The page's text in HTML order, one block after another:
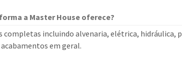
a Master House oferece?
completas incluindo alvenaria, elétrica, hidráulica,
em geral.